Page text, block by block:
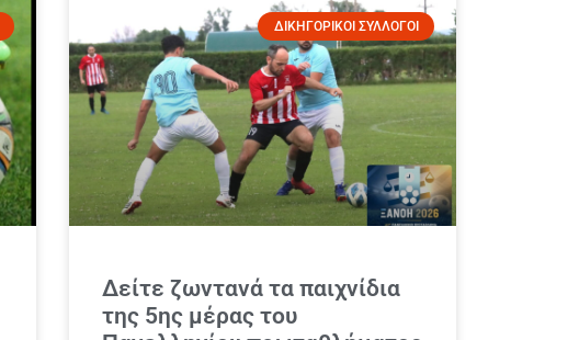
ΔΙΚΗΓΟΡΙΚΟΙ ΣΥΛΛΟΓΟΙ
Δείτε ζωντανά τα παιχνίδια
της 5ης μέρας του